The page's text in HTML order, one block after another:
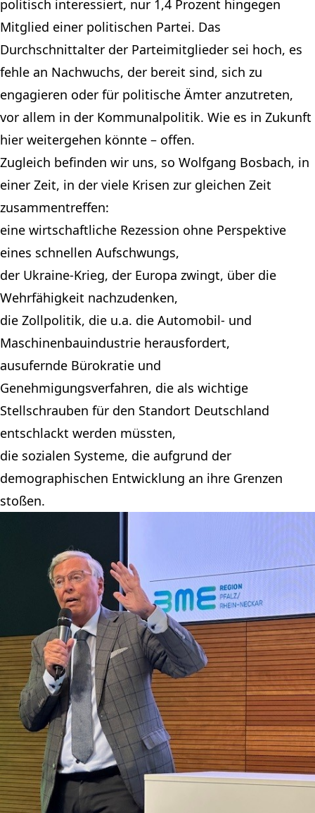
politisch interessiert, nur 1,4 Prozent hingegen
Mitglied einer politischen Partei. Das
Durchschnittalter der Parteimitglieder sei hoch, es
fehle an Nachwuchs, der bereit sind, sich zu
engagieren oder für politische Ämter anzutreten,
vor allem in der Kommunalpolitik. Wie es in Zukunft
hier weitergehen könnte – offen.
Zugleich befinden wir uns, so Wolfgang Bosbach, in
einer Zeit, in der viele Krisen zur gleichen Zeit
zusammentreffen:
eine wirtschaftliche Rezession ohne Perspektive
eines schnellen Aufschwungs,
der Ukraine-Krieg, der Europa zwingt, über die
Wehrfähigkeit nachzudenken,
die Zollpolitik, die u.a. die Automobil- und
Maschinenbauindustrie herausfordert,
ausufernde Bürokratie und
Genehmigungsverfahren, die als wichtige
Stellschrauben für den Standort Deutschland
entschlackt werden müssten,
die sozialen Systeme, die aufgrund der
demographischen Entwicklung an ihre Grenzen
stoßen.